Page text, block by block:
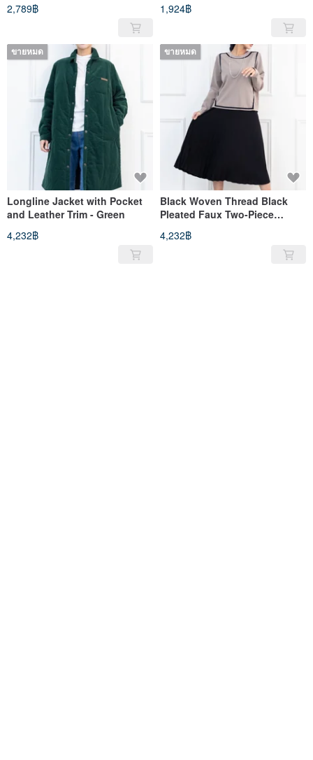
2,789฿
1,924฿
ขายหมด
Longline Jacket with Pocket
and Leather Trim - Green
4,232฿
ขายหมด
Black Woven Thread Black
Pleated Faux Two-Piece
4,232฿